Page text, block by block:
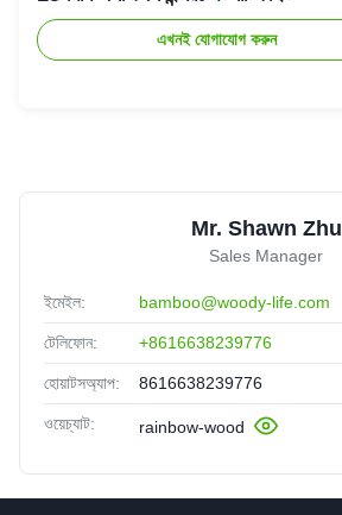
এখনই যোগাযোগ করুন
Mr. Shawn Zhu
Sales Manager
ইমেইল: bamboo@woody-life.com
টেলিফোন: +8616638239776
হোয়াটসঅ্যাপ: 8616638239776
ওয়েচ্যাট: rainbow-wood